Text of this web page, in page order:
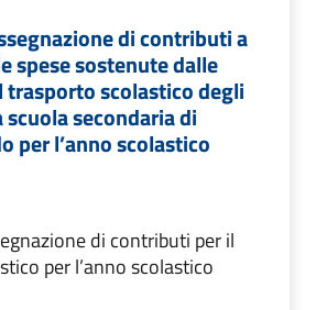
di contributi a
spese sostenute dalle
scolastico degli
secondaria di
per l’anno scolastico
di contributi per il
per l’anno scolastico